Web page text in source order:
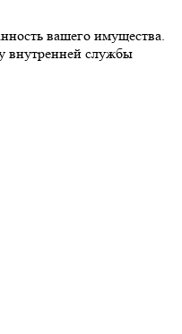
вашего имущества.
внутренней службы